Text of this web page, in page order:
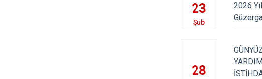
Çifteler
23
Şub
2026
28